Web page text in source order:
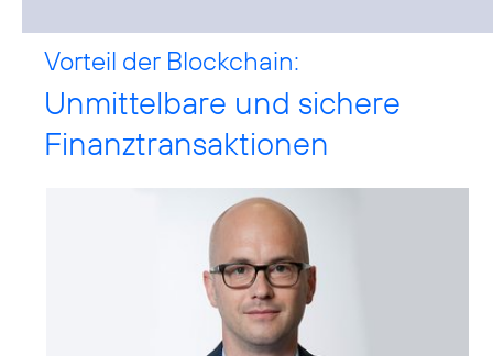
Vorteil der Blockchain:
Unmittelbare und sichere
Finanztransaktionen